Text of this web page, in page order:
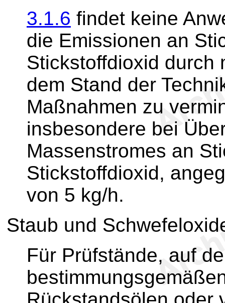
3.1.6 findet keine
die Emissionen an
Stickstoffdioxid durch
dem Stand der
Maßnahmen zu
insbesondere bei
Massenstromes an
Stickstoffdioxid,
von 5 kg/h.
Staub und
Für Prüfstände, auf